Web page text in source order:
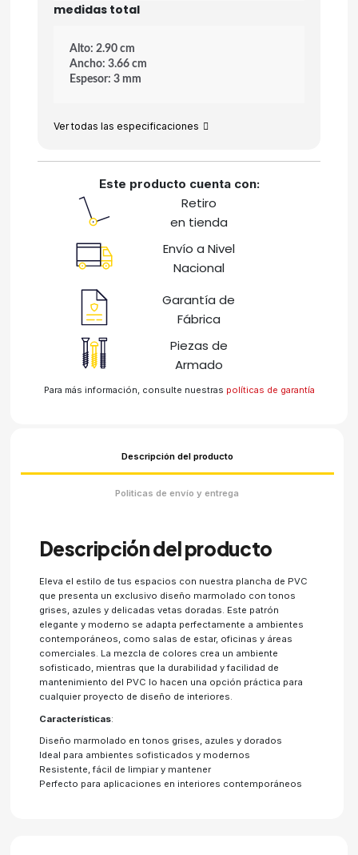
medidas total
Alto: 2.90 cm
Ancho: 3.66 cm
Espesor: 3 mm
Ver todas las especificaciones
Este producto cuenta con:
Retiro
en tienda
Envío a Nivel
Nacional
Garantía de
Fábrica
Piezas de
Armado
Para más información, consulte nuestras políticas de garantía
Descripción del producto
Politicas de envío y entrega
Descripción del producto
Eleva el estilo de tus espacios con nuestra plancha de PVC
que presenta un exclusivo diseño marmolado con tonos
grises, azules y delicadas vetas doradas. Este patrón
elegante y moderno se adapta perfectamente a ambientes
contemporáneos, como salas de estar, oficinas y áreas
comerciales. La mezcla de colores crea un ambiente
sofisticado, mientras que la durabilidad y facilidad de
mantenimiento del PVC lo hacen una opción práctica para
cualquier proyecto de diseño de interiores.
Características:
Diseño marmolado en tonos grises, azules y dorados
Ideal para ambientes sofisticados y modernos
Resistente, fácil de limpiar y mantener
Perfecto para aplicaciones en interiores contemporáneos